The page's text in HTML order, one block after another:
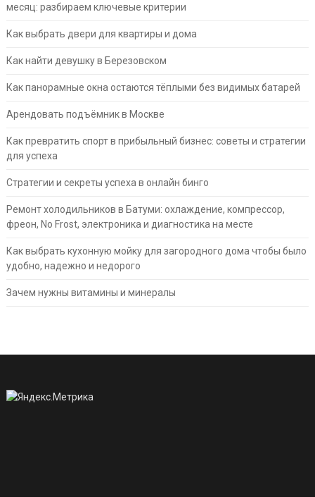
месяц: разбираем ключевые критерии
Как выбрать двери для квартиры и дома
Как найти девушку в Березовском
Как панорамные окна остаются тёплыми без видимых батарей
Арендовать подъёмник в Москве
Как превратить спорт в прибыльный бизнес: советы и стратегии
для успеха
Стратегии и секреты успеха в онлайн бинго
Ремонт холодильников в Батуми: охлаждение, компрессор,
фреон, No Frost, электроника и диагностика на месте
Как выбрать кухонную мойку для загородного дома чтобы было
удобно, надежно и недорого
Зачем нужны витамины и минералы